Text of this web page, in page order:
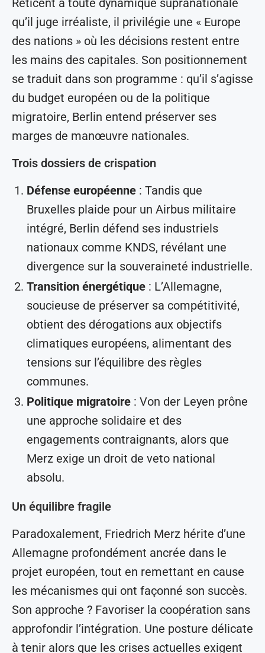
Réticent à toute dynamique supranationale
qu’il juge irréaliste, il privilégie une « Europe
des nations » où les décisions restent entre
les mains des capitales. Son positionnement
se traduit dans son programme : qu’il s’agisse
du budget européen ou de la politique
migratoire, Berlin entend préserver ses
marges de manœuvre nationales.
Trois dossiers de crispation
Défense européenne : Tandis que
Bruxelles plaide pour un Airbus militaire
intégré, Berlin défend ses industriels
nationaux comme KNDS, révélant une
divergence sur la souveraineté industrielle.
Transition énergétique : L’Allemagne,
soucieuse de préserver sa compétitivité,
obtient des dérogations aux objectifs
climatiques européens, alimentant des
tensions sur l’équilibre des règles
communes.
Politique migratoire : Von der Leyen prône
une approche solidaire et des
engagements contraignants, alors que
Merz exige un droit de veto national
absolu.
Un équilibre fragile
Paradoxalement, Friedrich Merz hérite d’une
Allemagne profondément ancrée dans le
projet européen, tout en remettant en cause
les mécanismes qui ont façonné son succès.
Son approche ? Favoriser la coopération sans
approfondir l’intégration. Une posture délicate
à tenir alors que les crises actuelles exigent